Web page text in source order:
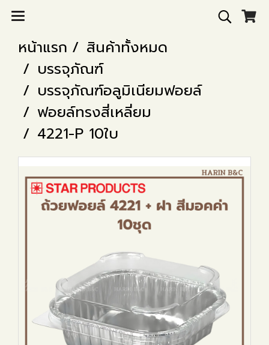
หน้าแรก
สินค้าทั้งหมด
บรรจุภัณฑ์
บรรจุภัณฑ์อลูมิเนียมฟอยล์
ฟอยล์ทรงสี่เหลี่ยม
4221-P 10ใบ